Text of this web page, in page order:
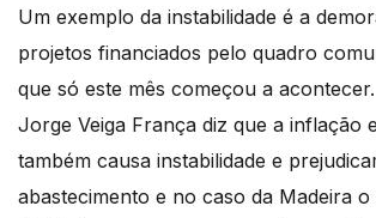
Um exemplo da instabilidade é a
projetos financiados pelo quadro
que só este mês começou a acontecer.
Jorge Veiga França diz que a inflação
também causa instabilidade e
abastecimento e no caso da Madeira o